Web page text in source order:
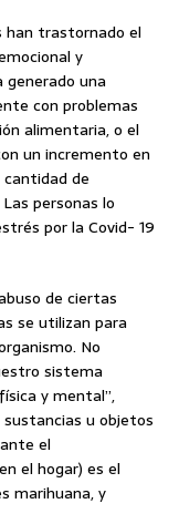
han trastornado el
y
generado una
con problemas
alimentaria, o el
un incremento en
de
personas lo
por la Covid- 19
de ciertas
se utilizan para
No
sistema
y mental”,
u objetos
el
el hogar) es el
marihuana, y